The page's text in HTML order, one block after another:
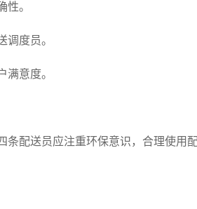
。
度员。
意度。
配送员应注重环保意识，合理使用